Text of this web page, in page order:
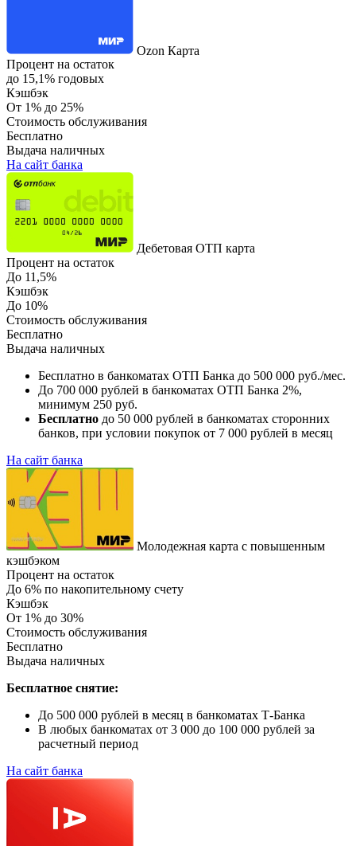
Ozon Карта
Процент на остаток
до 15,1% годовых
Кэшбэк
От 1% до 25%
Стоимость обслуживания
Бесплатно
Выдача наличных
На сайт банка
Дебетовая ОТП карта
Процент на остаток
До 11,5%
Кэшбэк
До 10%
Стоимость обслуживания
Бесплатно
Выдача наличных
Бесплатно в банкоматах ОТП Банка до 500 000 руб./мес.
До 700 000 рублей в банкоматах ОТП Банка 2%,
минимум 250 руб.
Бесплатно до 50 000 рублей в банкоматах сторонних
банков, при условии покупок от 7 000 рублей в месяц
На сайт банка
Молодежная карта с повышенным
кэшбэком
Процент на остаток
До 6% по накопительному счету
Кэшбэк
От 1% до 30%
Стоимость обслуживания
Бесплатно
Выдача наличных
Бесплатное снятие:
До 500 000 рублей в месяц в банкоматах Т-Банка
В любых банкоматах от 3 000 до 100 000 рублей за
расчетный период
На сайт банка